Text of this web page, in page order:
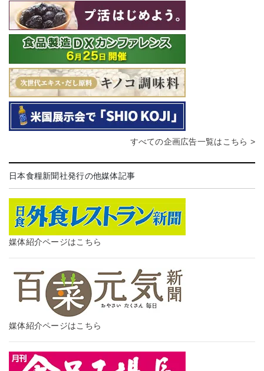
すべての企画広告一覧はこちら >
日本食糧新聞社発行の他媒体記事
媒体紹介ページはこちら
媒体紹介ページはこちら